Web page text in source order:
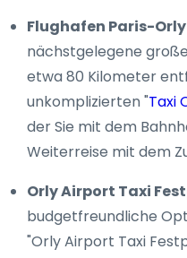
Flughafen Paris-Orly
nächstgelegene
etwa 80 Kilometer
unkomplizierten "Taxi
der Sie mit dem
Weiterreise mit dem
Orly Airport Taxi
budgetfreundliche
"Orly Airport Taxi